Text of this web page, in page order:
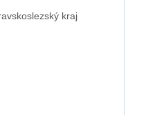
kraj